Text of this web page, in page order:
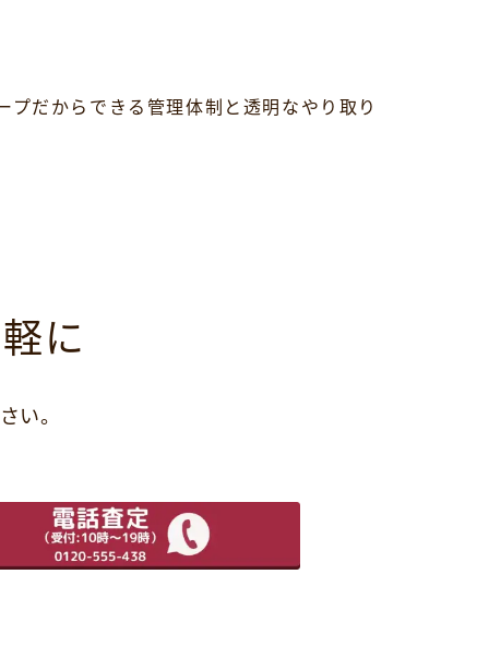
だからできる管理体制と透明なやり取り
に
い。